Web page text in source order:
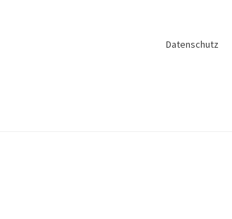
Datenschutz